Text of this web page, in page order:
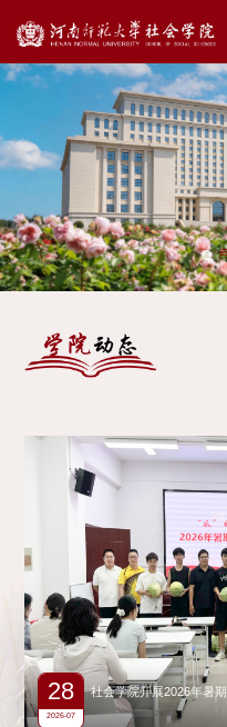
28
2026-07
社会学院开展2026年暑